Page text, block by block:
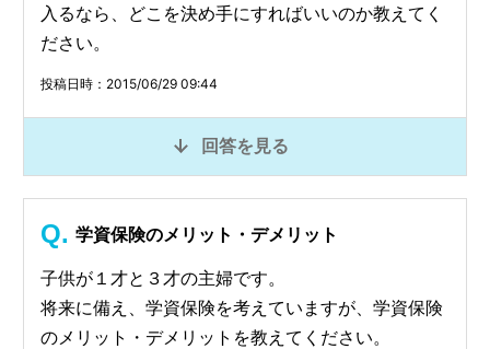
入るなら、どこを決め手にすればいいのか教えてく
ださい。
投稿日時：2015/06/29 09:44
回答を見る
学資保険のメリット・デメリット
子供が１才と３才の主婦です。
将来に備え、学資保険を考えていますが、学資保険
のメリット・デメリットを教えてください。